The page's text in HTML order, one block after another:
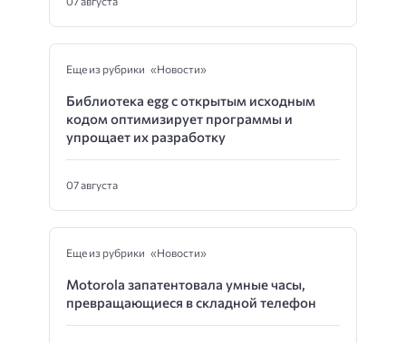
Еще из рубрики «Новости»
Библиотека egg с открытым исходным
кодом оптимизирует программы и
упрощает их разработку
07 августа
Еще из рубрики «Новости»
Motorola запатентовала умные часы,
превращающиеся в складной телефон